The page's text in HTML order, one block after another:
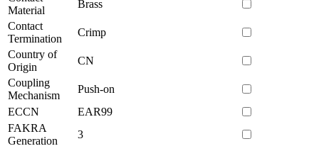
Material
Brass
Contact
Termination
Crimp
Country of
Origin
CN
Coupling
Mechanism
Push-on
ECCN
EAR99
FAKRA
Generation
3